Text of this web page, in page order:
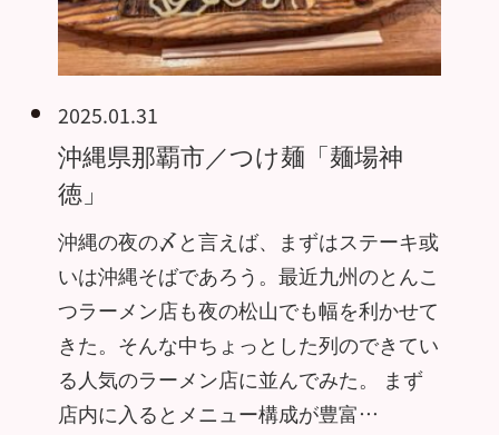
2025.01.31
沖縄県那覇市／つけ麺「麺場神
徳」
沖縄の夜の〆と言えば、まずはステーキ或
いは沖縄そばであろう。最近九州のとんこ
つラーメン店も夜の松山でも幅を利かせて
きた。そんな中ちょっとした列のできてい
る人気のラーメン店に並んでみた。 まず
店内に入るとメニュー構成が豊富…